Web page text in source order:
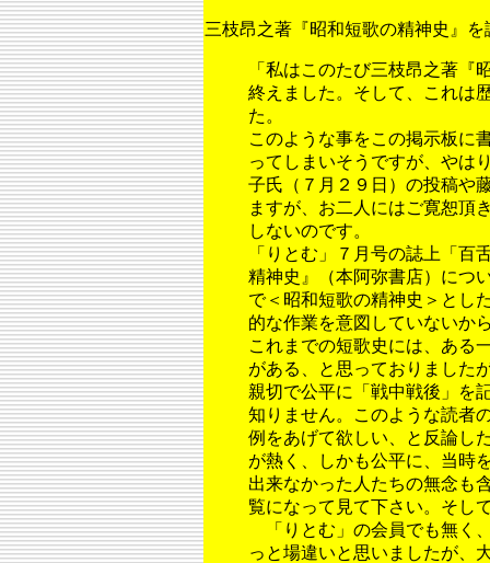
三枝昂之著『昭和短歌の精神史』
「私はこのたび三枝昂之著『
終えました。そして、これは
た。
このような事をこの掲示板に
ってしまいそうですが、やは
子氏（７月２９日）の投稿や
ますが、お二人にはご寛恕頂
しないのです。
「りとむ」７月号の誌上「百
精神史』（本阿弥書店）につ
で＜昭和短歌の精神史＞とし
的な作業を意図していないか
これまでの短歌史には、ある
がある、と思っておりました
親切で公平に「戦中戦後」を
知りません。このような読者
例をあげて欲しい、と反論し
が熱く、しかも公平に、当時
出来なかった人たちの無念も
覧になって見て下さい。そし
「りとむ」の会員でも無く
っと場違いと思いましたが、